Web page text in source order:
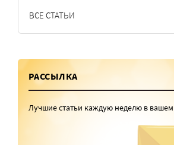
ВСЕ СТАТЬИ
РАССЫЛКА
Лучшие статьи каждую неделю в